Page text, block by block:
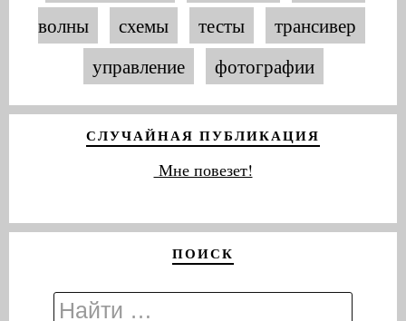
волны
схемы тесты
трансивер
управление
фотографии
СЛУЧАЙНАЯ ПУБЛИКАЦИЯ
Мне повезет!
ПОИСК